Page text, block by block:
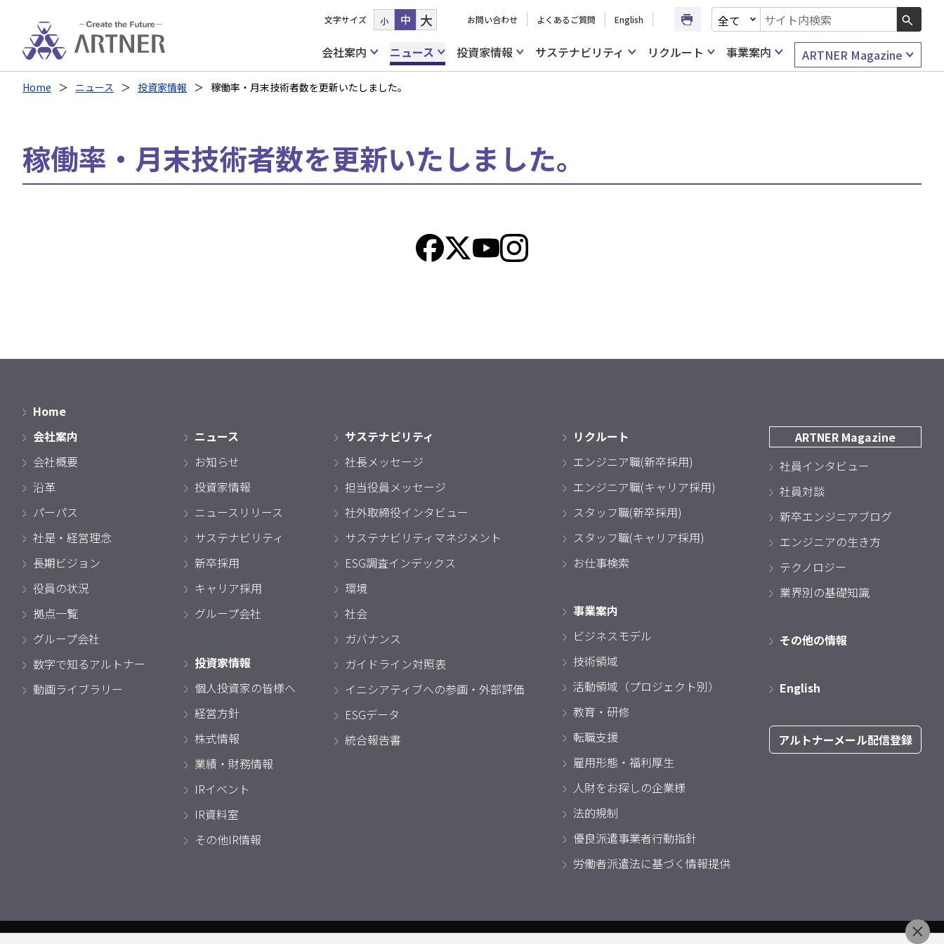
文字サイズ 小 中 大 お問い合わせ よくあるご質問 English
文書種別を選択
検索キーワード入力
会社案内
ニュース 投資家情報 サステナビリティ リクルート 事業案内 ARTNER Magazine
Home ニュース 投資家情報 稼働率・月末技術者数を更新いたしました。
稼働率・月末技術者数を更新いたしました。
Home
会社案内
会社概要
沿革
パーパス
社是・経営理念
長期ビジョン
役員の状況
拠点一覧
グループ会社
数字で知るアルトナー
動画ライブラリー
ニュース
お知らせ
投資家情報
ニュースリリース
サステナビリティ
新卒採用
キャリア採用
グループ会社
投資家情報
個人投資家の皆様へ
経営方針
株式情報
業績・財務情報
IRイベント
IR資料室
その他IR情報
サステナビリティ
社長メッセージ
担当役員メッセージ
社外取締役インタビュー
サステナビリティマネジメント
ESG調査インデックス
環境
社会
ガバナンス
ガイドライン対照表
イニシアティブへの参画・外部評価
ESGデータ
統合報告書
リクルート
エンジニア職(新卒採用)
エンジニア職(キャリア採用)
スタッフ職(新卒採用)
スタッフ職(キャリア採用)
お仕事検索
事業案内
ビジネスモデル
技術領域
活動領域（プロジェクト別）
教育・研修
転職支援
雇用形態・福利厚生
人財をお探しの企業様
法的規制
優良派遣事業者行動指針
労働者派遣法に基づく情報提供
ARTNER Magazine
社員インタビュー
社員対談
新卒エンジニアブログ
エンジニアの生き方
テクノロジー
業界別の基礎知識
その他の情報
English
アルトナーメール配信登録